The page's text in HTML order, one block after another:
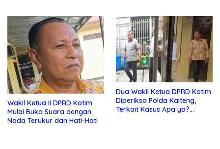
Wakil Ketua II DPRD Kotim
Mulai Buka Suara dengan
Nada Terukur dan Hati-Hati
Dua Wakil Ketua DPRD Kotim
Diperiksa Polda Kalteng,
Terkait Kasus Apa ya?…